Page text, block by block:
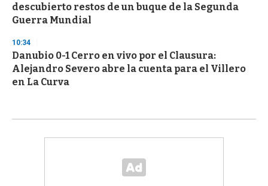
descubierto restos de un buque de la Segunda
Guerra Mundial
10:34
Danubio 0-1 Cerro en vivo por el Clausura:
Alejandro Severo abre la cuenta para el Villero
en La Curva